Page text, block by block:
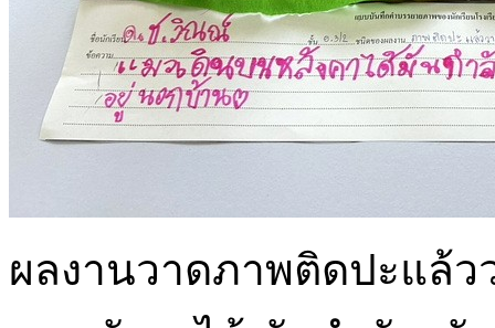
ผลงานวาดภาพติดปะแล้